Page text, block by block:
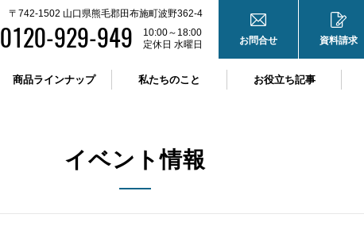
〒742-1502 山口県熊毛郡田布施町波野362-4
0120-929-949
10:00～18:00
定休日 水曜日
商品ラインナップ 私たちのこと お役立ち記事
お問合せ 資料請求
イベント情報